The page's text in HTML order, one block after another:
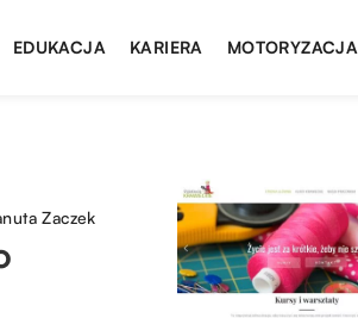
EDUKACJA KARIERA MOTORYZACJA
Zaczek